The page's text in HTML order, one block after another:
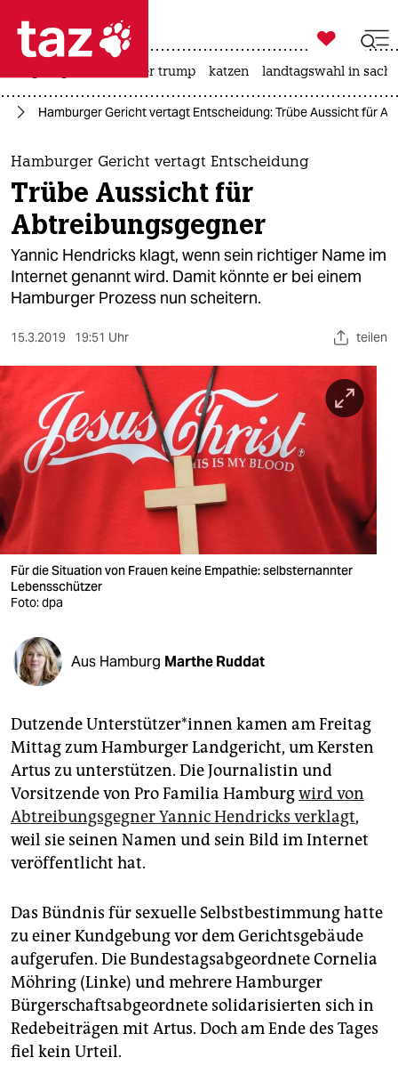
 taz zahl ich
taz zahl ich
themen
politik
öko
gesellschaft
sport
berlin
nord
wahrheit
verlag
verlag
veranstaltungen
fragen & hilfe
abo
genossenschaft
epaper login

taz zahl ich
usa unter trump katzen landtagswahl in
Hamburger Gericht vertagt Entscheidung: Trübe Aussicht für
Hamburger Gericht vertagt Entscheidung
Trübe Aussicht für
Abtreibungsgegner
Yannic Hendricks klagt, wenn sein richtiger Name im
Internet genannt wird. Damit könnte er bei einem
Hamburger Prozess nun scheitern.
15.3.2019 19:51 Uhr teilen
Für die Situation von Frauen keine Empathie: selbsternannter
Lebensschützer
Foto: dpa
Aus Hamburg Marthe Ruddat
Dutzende Unterstützer­*innen kamen am Freitag
Mittag zum Hamburger Landgericht, um Kersten
Artus zu unterstützen. Die Journalistin und
Vorsitzende von Pro Familia Hamburgwird von
Abtreibungsgegner Yannic Hendricks verklagt,
weil sie seinen Namen und sein Bild im Internet
veröffentlicht hat.
Das Bündnis für sexuelle Selbstbestimmung hatte
zu einer Kundgebung vor dem Gerichtsgebäude
aufgerufen. Die Bundestagsabgeordnete Cornelia
Möhring (Linke) und mehrere Hamburger
Bürgerschaftsabgeordnete solidarisierten sich in
Redebeiträgen mit Artus. Doch am Ende des Tages
fiel kein Urteil.